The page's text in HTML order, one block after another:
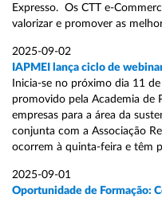
Expresso. Os CTT e-
valorizar e promover as
2025-09-02
IAPMEI lança ciclo de
Inicia-se no próximo dia 11
promovido pela Academia de
empresas para a área da
conjunta com a Associação
ocorrem à quinta-feira e têm
2025-09-01
Oportunidade de Formação: